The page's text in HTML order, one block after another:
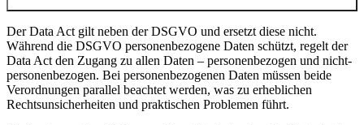
Der Data Act gilt neben der DSGVO und ersetzt diese nicht.
Während die DSGVO personenbezogene Daten schützt, regelt der
Data Act den Zugang zu allen Daten – personenbezogen und nicht-
personenbezogen. Bei personenbezogenen Daten müssen beide
Verordnungen parallel beachtet werden, was zu erheblichen
Rechtsunsicherheiten und praktischen Problemen führt.